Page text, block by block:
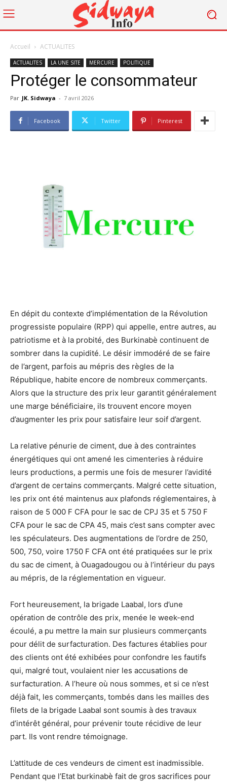
Accueil ACTUALITES
ACTUALITES LA UNE SITE MERCURE POLITIQUE
Protéger le consommateur
Par JK. Sidwaya - 7 avril 2026
Facebook Twitter Pinterest
En dépit du contexte d’implémentation de la Révolution
progressiste populaire (RPP) qui appelle, entre autres, au
patriotisme et à la probité, des Burkinabè continuent de
sombrer dans la cupidité. Le désir immodéré de se faire
de l’argent, parfois au mépris des règles de la
République, habite encore de nombreux commerçants.
Alors que la structure des prix leur garantit généralement
une marge bénéficiaire, ils trouvent encore moyen
d’augmenter les prix pour satisfaire leur soif d’argent.
La relative pénurie de ciment, due à des contraintes
énergétiques qui ont amené les cimenteries à réduire
leurs productions, a permis une fois de mesurer l’avidité
d’argent de certains commerçants. Malgré cette situation,
les prix ont été maintenus aux plafonds réglementaires, à
raison de 5 000 F CFA pour le sac de CPJ 35 et 5 750 F
CFA pour le sac de CPA 45, mais c’est sans compter avec
les spéculateurs. Des augmentations de l’ordre de 250,
500, 750, voire 1750 F CFA ont été pratiquées sur le prix
du sac de ciment, à Ouagadougou ou à l’intérieur du pays
au mépris, de la réglementation en vigueur.
Fort heureusement, la brigade Laabal, lors d’une
opération de contrôle des prix, menée le week-end
écoulé, a pu mettre la main sur plusieurs commerçants
pour délit de surfacturation. Des factures établies pour
des clients ont été exhibées pour confondre les fautifs
qui, malgré tout, voulaient nier les accusations de
surfacturation. A l’heure où nous sommes, et si ce n’est
déjà fait, les commerçants, tombés dans les mailles des
filets de la brigade Laabal sont soumis à des travaux
d’intérêt général, pour prévenir toute récidive de leur
part. Ils vont rendre témoignage.
L’attitude de ces vendeurs de ciment est inadmissible.
Pendant que l’Etat burkinabè fait de gros sacrifices pour